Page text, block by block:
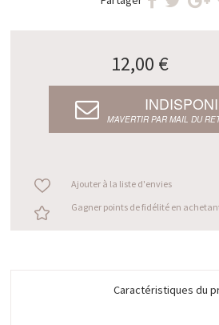
12,00 €
M’AVERTIR PAR MAIL DU
Ajouter à la liste d'envies
Gagner points de fidélité en
Caractéristiques du